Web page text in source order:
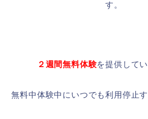
す。
２週間無料体験を提供してい
無料中体験中にいつでも利用停止